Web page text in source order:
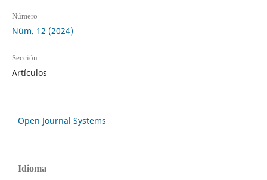
Número
Núm. 12 (2024)
Sección
Artículos
Open Journal Systems
Idioma